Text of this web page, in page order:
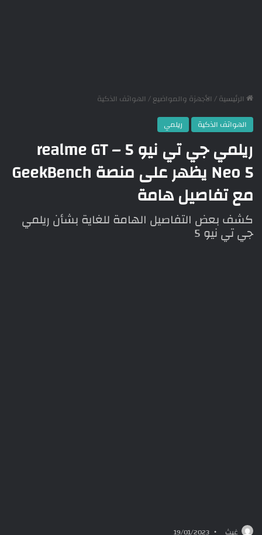
الرئيسية/ الأجهزة والمواضيع/ الهواتف الذكية
الهواتف الذكية
ريلمي
ريلمي جي تي نيو 5 – realme GT
Neo 5 يظهر على منصة GeekBench
مع تفاصيل هامة
كشف بعض التفاصيل الهامة للغاية بشأن ريلمي
جي تي نيو 5
غيث 19/01/2023